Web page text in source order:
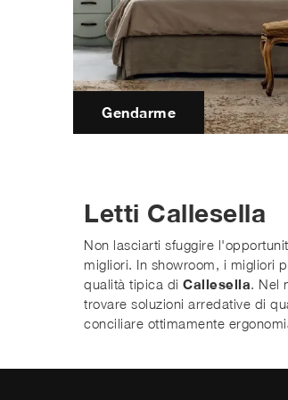
Gendarme
Letti Callesella
Non lasciarti sfuggire
migliori. In showroom, i migliori
qualità tipica di Callesella .
trovare soluzioni arredative di
conciliare ottimamente